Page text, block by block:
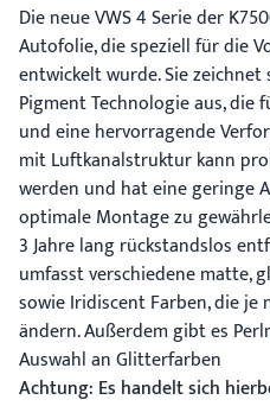
Die neue VWS 4 Serie der
Autofolie, die speziell für die
entwickelt wurde. Sie
Pigment Technologie aus, die
und eine hervorragende
mit Luftkanalstruktur kann
werden und hat eine geringe
optimale Montage zu
3 Jahre lang rückstandslos
umfasst verschiedene matte,
sowie Iridiscent Farben, die
ändern. Außerdem gibt es
Auswahl an Glitterfarben
Achtung: Es handelt sich